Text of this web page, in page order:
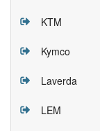
KTM
Kymco
Laverda
LEM